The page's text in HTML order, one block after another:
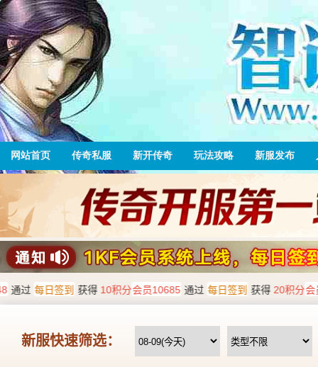
网站首页 传奇私服 新开传奇 玩法攻略 新服发布